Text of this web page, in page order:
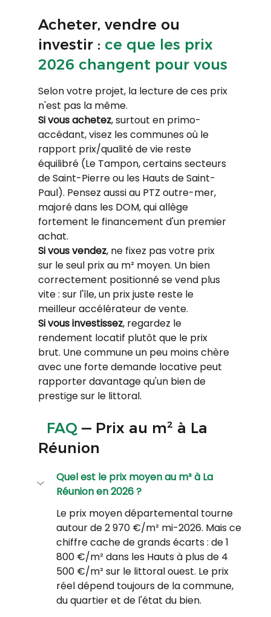
Acheter, vendre ou
investir : ce que les prix
2026 changent pour vous
Selon votre projet, la lecture de ces prix
n'est pas la même.
Si vous achetez, surtout en primo-
accédant, visez les communes où le
rapport prix/qualité de vie reste
équilibré (Le Tampon, certains secteurs
de Saint-Pierre ou les Hauts de Saint-
Paul). Pensez aussi au PTZ outre-mer,
majoré dans les DOM, qui allège
fortement le financement d'un premier
achat.
Si vous vendez, ne fixez pas votre prix
sur le seul prix au m² moyen. Un bien
correctement positionné se vend plus
vite : sur l'île, un prix juste reste le
meilleur accélérateur de vente.
Si vous investissez, regardez le
rendement locatif plutôt que le prix
brut. Une commune un peu moins chère
avec une forte demande locative peut
rapporter davantage qu'un bien de
prestige sur le littoral.
  FAQ
— Prix au m² à La
Réunion
Quel est le prix moyen au m² à La
Réunion en 2026 ?
Le prix moyen départemental tourne
autour de 2 970 €/m² mi-2026. Mais ce
chiffre cache de grands écarts : de 1
800 €/m² dans les Hauts à plus de 4
500 €/m² sur le littoral ouest. Le prix
réel dépend toujours de la commune,
du quartier et de l'état du bien.